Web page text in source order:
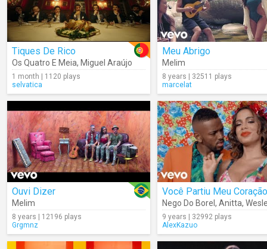
Tiques De Rico
Os Quatro E Meia, Miguel Araújo
1 month | 1120 plays
selvatica
Meu Abrigo
Melim
8 years | 32511 plays
marcelat
Ouvi Dizer
Melim
8 years | 12196 plays
Grgmnz
Você Partiu Meu Coração
Nego Do Borel , Anitta, Wesley
9 years | 32992 plays
AlexKazuo